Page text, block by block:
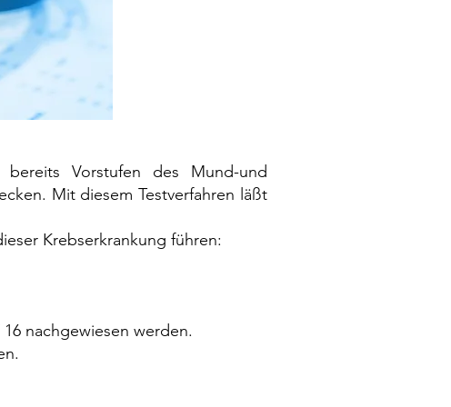
bereits Vorstufen des Mund-und
Mit diesem Testverfahren läßt
Krebserkrankung führen:
nachgewiesen werden.